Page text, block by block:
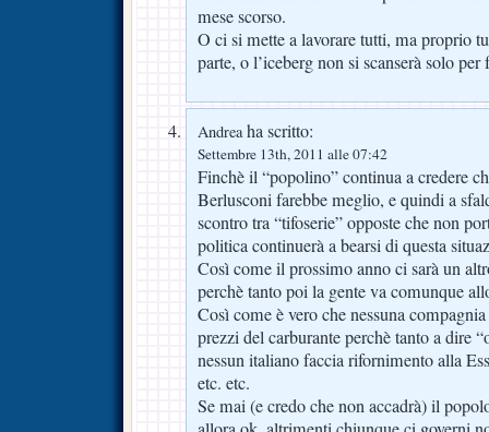
mese scorso.
O ci si mette a lavorare tutti, ma proprio
parte, o l’iceberg non si scanserà solo
Andreaha scritto:
Settembre 13th, 2011 alle 07:42
Finchè il “popolino” continua a credere
Berlusconi farebbe meglio, e quindi a
scontro tra “tifoserie” opposte che non
politica continuerà a bearsi di questa
Così come il prossimo anno ci sarà un
perchè tanto poi la gente va comunque
Così come è vero che nessuna
prezzi del carburante perchè tanto a dire
nessun italiano faccia rifornimento alla
etc. etc.
Se mai (e credo che non accadrà) il